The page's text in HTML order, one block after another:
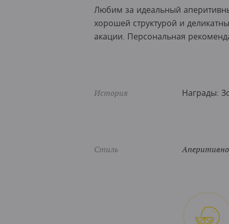
Любим за идеальный
хорошей структурой и
акации. Персональная
История Награды:
Стиль